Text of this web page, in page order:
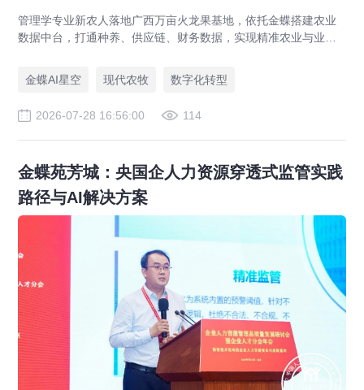
管理学专业新农人落地广西万亩火龙果基地，依托金蝶搭建农业
数据中台，打通种养、供应链、财务数据，实现精准农业与业财
金蝶AI星空
现代农牧 数字化转型
2026-07-28 16:56:00 114
金蝶苑芳城：央国企人力资源穿透式监管实践
路径与AI解决方案